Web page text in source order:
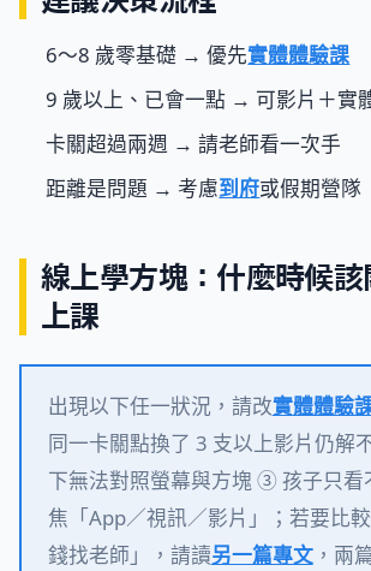
6～8 歲零基礎 → 優先實體體驗課
9 歲以上、已會一點 → 可影片＋實
卡關超過兩週 → 請老師看一次手
距離是問題 → 考慮到府或假期營隊
線上學方塊：什麼時候
上課
出現以下任一狀況，請改實體體驗
同一卡關點換了 3 支以上影片仍解
下無法對照螢幕與方塊 ③ 孩子只看
焦「App／視訊／影片」；若要比
錢找老師」，請讀另一篇專文，兩